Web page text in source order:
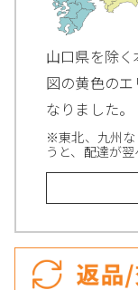
山口県を除く
図の黄色の
なりました。
※東北、九州な
うと、配達が